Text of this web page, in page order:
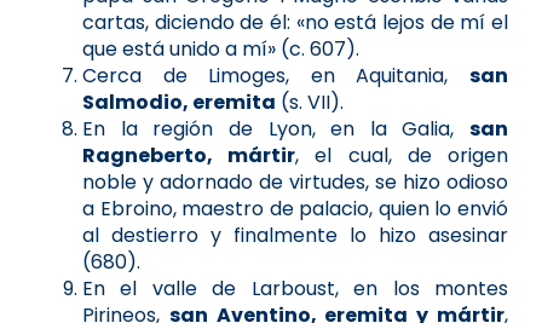
cartas, diciendo de él: «no está lejos de mí el
que está unido a mí» (c. 607).
Cerca de Limoges, en Aquitania, san
Salmodio, eremita (s. VII).
En la región de Lyon, en la Galia, san
Ragneberto, mártir, el cual, de origen
noble y adornado de virtudes, se hizo odioso
a Ebroino, maestro de palacio, quien lo envió
al destierro y finalmente lo hizo asesinar
(680).
En el valle de Larboust, en los montes
Pirineos, san Aventino, eremita y mártir,